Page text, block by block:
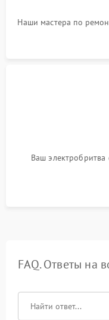
Наши мастера по
Ваш электробритва
FAQ. Ответы на